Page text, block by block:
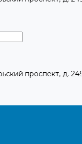
проспект, д.